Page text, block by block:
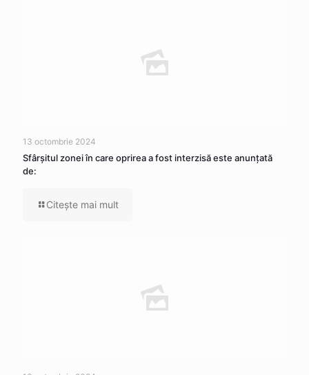
13 octombrie 2024
Sfârșitul zonei în care oprirea a fost interzisă este anunțată
de:
Citeşte mai mult